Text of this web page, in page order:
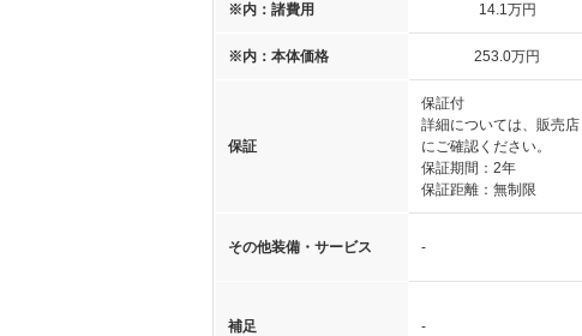
※内：諸費用 14.1万円
※内：本体価格 253.0万円
保証
保証付
詳細については、販売店
にご確認ください。
保証期間：2年
保証距離：無制限
その他装備・サービス -
補足 -